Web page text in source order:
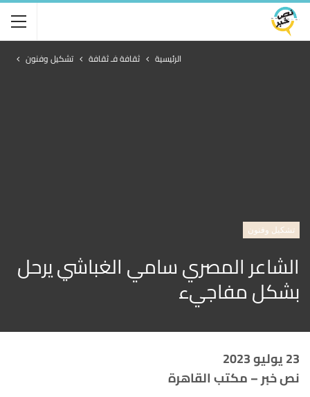
الرئيسية ثقافة فـ ثقافة تشكيل وفنون
تشكيل وفنون
الشاعر المصري سامي الغباشي يرحل
بشكل مفاجيء
23 يوليو 2023
نص خبر – مكتب القاهرة